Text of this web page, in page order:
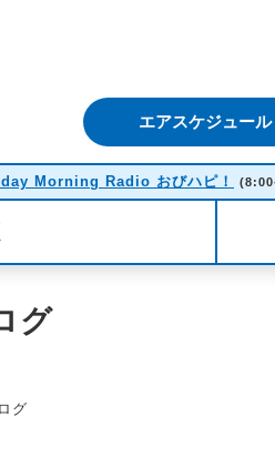
エアスケジュール
Morning Radio おびハピ！
グ
グ